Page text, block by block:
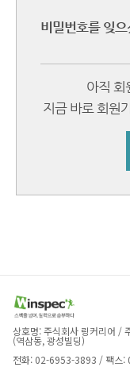
비밀번호를 잊
아직 회
지금 바로 회원
상호명: 주식회사 링커리어 /
(역삼동, 광성빌딩)
전화: 02-6953-3893 / 팩스